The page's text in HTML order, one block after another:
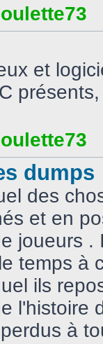
et
dumps
des
et en
joueurs .
temps à
ils
l'histoire
à